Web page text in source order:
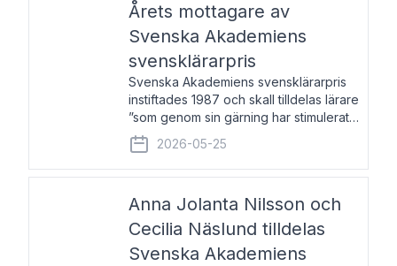
Årets mottagare av
Svenska Akademiens
svensklärarpris
Svenska Akademiens svensklärarpris
instiftades 1987 och skall tilldelas lärare
”som genom sin gärning har stimulerat
intresset hos unga människor för
svenska språket och litteraturen”.
Prisutdelning och samtal med
2026-05-25
Anna Jolanta Nilsson och
Cecilia Näslund tilldelas
Svenska Akademiens